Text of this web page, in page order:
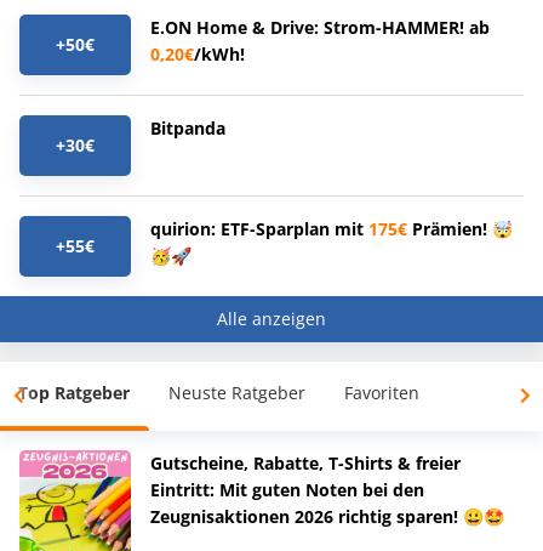
+50€
E.ON Home & Drive: Strom-HAMMER! ab
0,20€/kWh!
+30€
Bitpanda
+55€
quirion: ETF-Sparplan mit 175€ Prämien! 🤯
🥳🚀
Alle anzeigen
Top Ratgeber Neuste Ratgeber Favoriten
Gutscheine, Rabatte, T-Shirts & freier
Eintritt: Mit guten Noten bei den
Zeugnisaktionen 2026 richtig sparen! 😀🤩